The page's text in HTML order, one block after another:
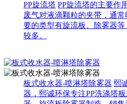
PP旋流塔 PP旋流塔的主要作
废气对液滴颗粒的夹带，通
要的类型有旋流板、除雾器
较多。
板式收水器-喷淋塔除雾器 熙
器，熙诚环保专注PP洗涤塔